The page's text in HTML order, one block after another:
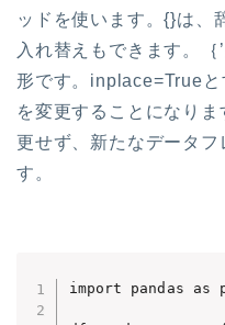
ッドを使います。{}は、
入れ替えもできます。｛’
形です。inplace=Trueと
を変更することになり
更せず、新たなデータフ
す。
import pandas as